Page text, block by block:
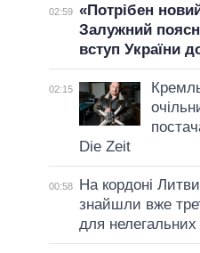
02:59 «Потрібен
Залужний
вступ України
02:15
Die Zeit
00:58
На кордоні
знайшли вже
для нелегальних